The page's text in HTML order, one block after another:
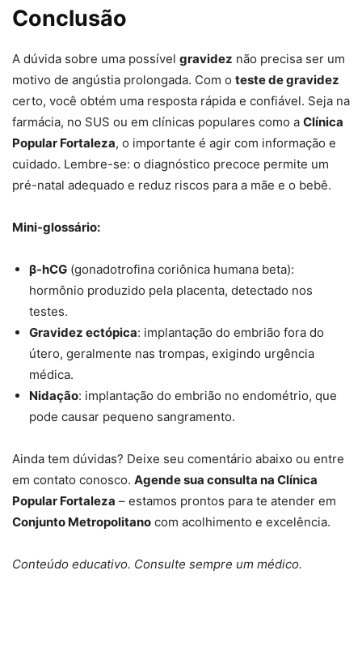
Conclusão
A dúvida sobre uma possível gravidez não precisa ser um
motivo de angústia prolongada. Com o teste de gravidez
certo, você obtém uma resposta rápida e confiável. Seja na
farmácia, no SUS ou em clínicas populares como a Clínica
Popular Fortaleza, o importante é agir com informação e
cuidado. Lembre-se: o diagnóstico precoce permite um
pré-natal adequado e reduz riscos para a mãe e o bebê.
Mini-glossário:
β-hCG (gonadotrofina coriônica humana beta):
hormônio produzido pela placenta, detectado nos
testes.
Gravidez ectópica: implantação do embrião fora do
útero, geralmente nas trompas, exigindo urgência
médica.
Nidação: implantação do embrião no endométrio, que
pode causar pequeno sangramento.
Ainda tem dúvidas? Deixe seu comentário abaixo ou entre
em contato conosco. Agende sua consulta na Clínica
Popular Fortaleza – estamos prontos para te atender em
Conjunto Metropolitano com acolhimento e excelência.
Conteúdo educativo. Consulte sempre um médico.